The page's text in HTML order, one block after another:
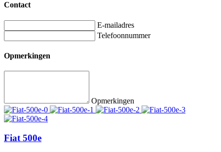
Contact
E-mailadres
Telefoonnummer
Opmerkingen
Opmerkingen
Fiat 500e